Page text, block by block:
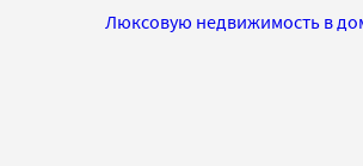
Люксовую недвижимость в